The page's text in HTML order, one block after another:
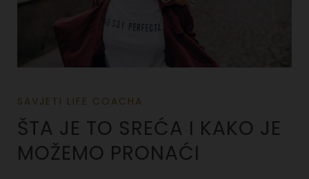
SAVJETI LIFE COACHA
ŠTA JE TO SREĆA I KAKO JE
MOŽEMO PRONAĆI